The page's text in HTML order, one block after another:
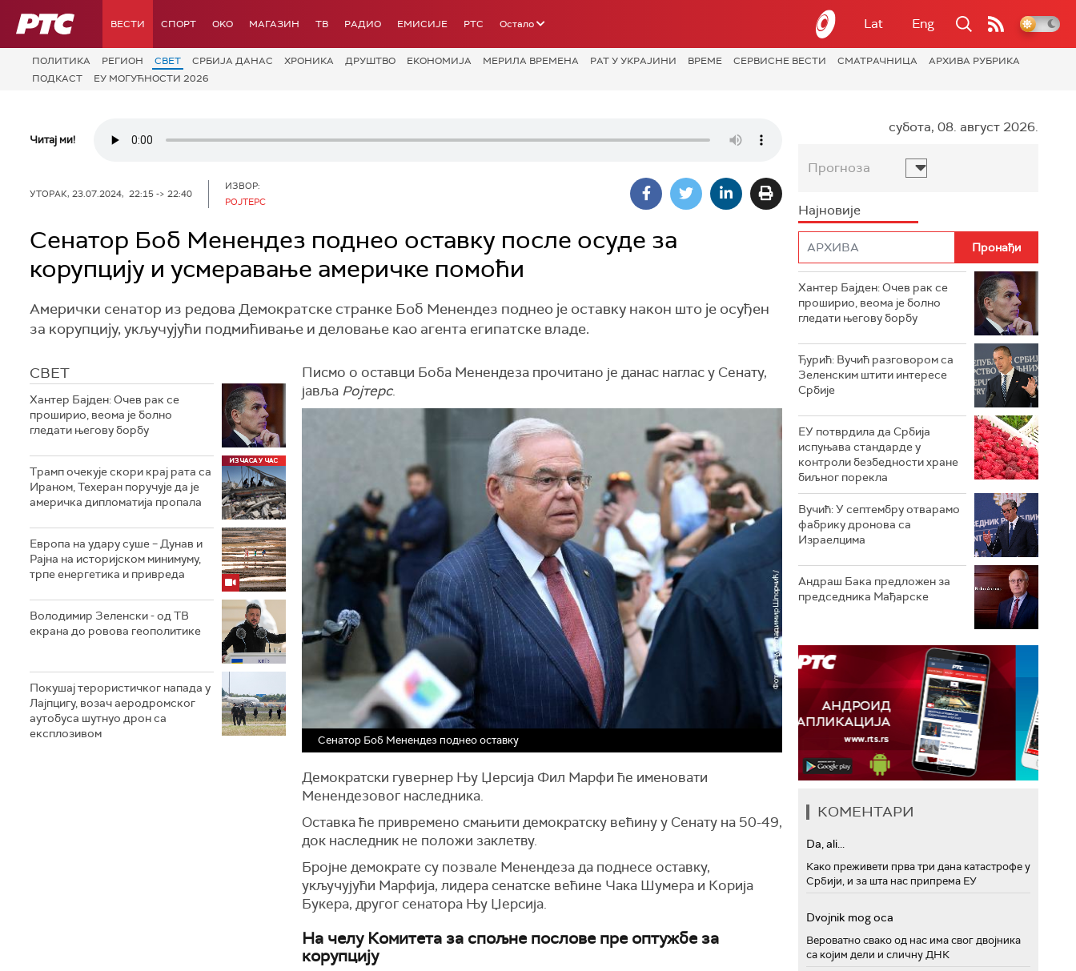
РТС ВЕСТИ СПОРТ OKO МАГАЗИН ТВ РАДИО ЕМИСИЈЕ РТС Остало Lat Eng
ПОЛИТИКА РЕГИОН СВЕТ СРБИЈА ДАНАС ХРОНИКА ДРУШТВО ЕКОНОМИЈА МЕРИЛА ВРЕМЕНА РАТ У УКРАЈИНИ ВРЕМЕ СЕРВИСНЕ ВЕСТИ СМАТРАЧНИЦА
АРХИВА РУБРИКА
ПОДКАСТ
ЕУ МОГУЋНОСТИ 2026
Читај ми!
УТОРАК, 23.07.2024, 22:15 -> 22:40
ИЗВОР:
РОЈТЕРС
Сенатор Боб Менендез поднео оставку после осуде за
корупцију и усмеравање америчке помоћи
Амерички сенатор из редова Демократске странке Боб Менендез поднео је оставку након што је осуђен
за корупцију, укључујући подмићивање и деловање као агента египатске владе.
СВЕТ
Хантер Бајден: Очев рак се
проширио, веома је болно
гледати његову борбу
Трамп очекује скори крај рата са
Ираном, Техеран поручује да је
америчка дипломатија пропала
Европа на удару суше – Дунав и
Рајна на историјском минимуму,
трпе енергетика и привреда
Володимир Зеленски - од ТВ
екрана до ровова геополитике
Покушај терористичког напада у
Лајпцигу, возач аеродромског
аутобуса шутнуо дрон са
експлозивом
Писмо о оставци Боба Менендеза прочитано је данас наглас у Сенату,
јавља Ројтерс.
Сенатор Боб Менендез поднео оставку
Демократски гувернер Њу Џерсија Фил Марфи ће именовати
Менендезовог наследника.
Оставка ће привремено смањити демократску већину у Сенату на 50-49,
док наследник не положи заклетву.
Бројне демократе су позвале Менендеза да поднесе оставку,
укључујући Марфија, лидера сенатске већине Чака Шумера и Корија
Букера, другог сенатора Њу Џерсија.
На челу Комитета за спољне послове пре оптужбе за
корупцију
субота, 08. август 2026.
Прогноза
Најновије
Хантер Бајден: Очев рак се
проширио, веома је болно
гледати његову борбу
Ђурић: Вучић разговором са
Зеленским штити интересе
Србије
ЕУ потврдила да Србија
испуњава стандарде у
контроли безбедности хране
биљног порекла
Вучић: У септембру отварамо
фабрику дронова са
Израелцима
Андраш Бакa предложен за
председника Мађарске
КОМЕНТАРИ
Da, ali...
Како преживети прва три дана катастрофе у
Србији, и за шта нас припрема ЕУ
Dvojnik mog oca
Вероватно свако од нас има свог двојника
са којим дели и сличну ДНК